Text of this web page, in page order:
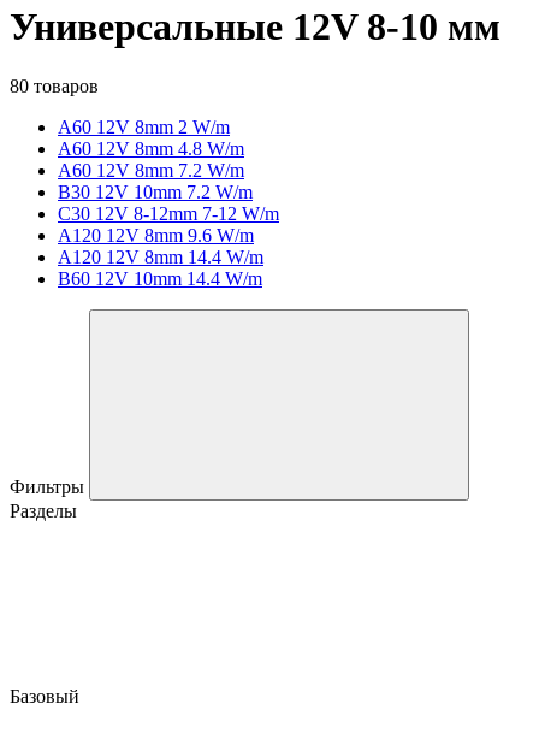
Универсальные 12V 8-10 мм
80 товаров
A60 12V 8mm 2 W/m
A60 12V 8mm 4.8 W/m
A60 12V 8mm 7.2 W/m
B30 12V 10mm 7.2 W/m
C30 12V 8-12mm 7-12 W/m
A120 12V 8mm 9.6 W/m
A120 12V 8mm 14.4 W/m
B60 12V 10mm 14.4 W/m
Фильтры
Разделы
Базовый